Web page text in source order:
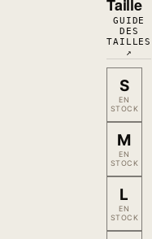
Taille
GUIDE
DES
TAILLES
↗
S
EN
STOCK
M
EN
STOCK
L
EN
STOCK